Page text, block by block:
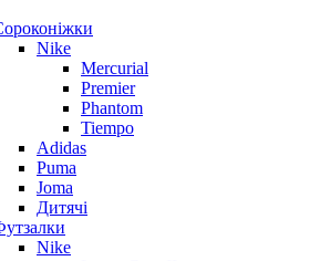
Nike
Mercurial
Premier
Phantom
Tiempo
Adidas
Puma
Joma
Дитячі
Nike